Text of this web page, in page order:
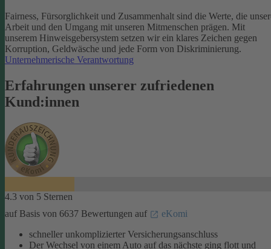
Fairness, Fürsorglichkeit und Zusammenhalt sind die Werte, die
Arbeit und den Umgang mit unseren Mitmenschen prägen. Mit
unserem Hinweisgebersystem setzen wir ein klares Zeichen gegen
Korruption, Geldwäsche und jede Form von Diskriminierung.
Unternehmerische Verantwortung
Erfahrungen unserer zufriedenen
Kund:innen
4.3 von 5 Sternen
auf Basis von 6637 Bewertungen auf
eKomi
schneller unkomplizierter Versicherungsanschluss
Der Wechsel von einem Auto auf das nächste ging flott und